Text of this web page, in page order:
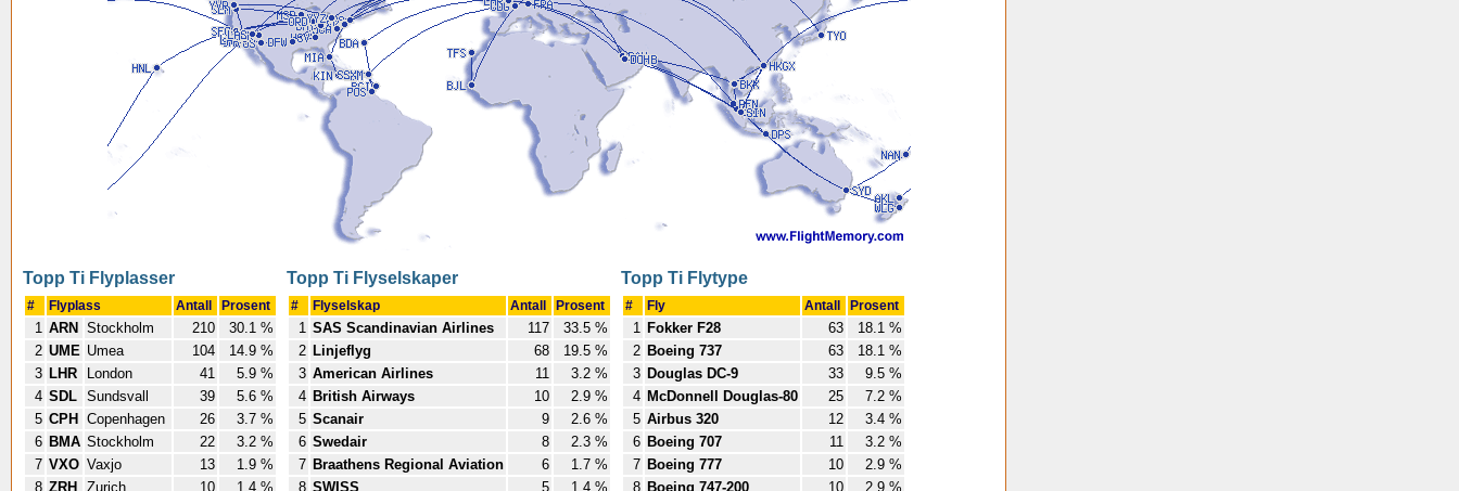
Topp Ti Flyplasser
# Flyplass Antall Prosent
1 ARN Stockholm 210
30.1 %
2 UME Umea 104
14.9 %
3 LHR London 41
5.9 %
4 SDL Sundsvall 39
5.6 %
5 CPH Copenhagen 26
3.7 %
6 BMA Stockholm 22
3.2 %
7 VXO Vaxjo 13
1.9 %
8 ZRH Zurich 10 1.4 %
Topp Ti Flyselskaper
# Flyselskap Antall Prosent
1 SAS Scandinavian Airlines 117
33.5 %
2 Linjeflyg 68
19.5 %
3 American Airlines 11
3.2 %
4 British Airways 10
2.9 %
5 Scanair 9
2.6 %
6 Swedair 8
2.3 %
7 Braathens Regional Aviation 6
1.7 %
8 SWISS 5 1.4 %
Topp Ti Flytype
# Fly Antall Prosent
1 Fokker F28 63
18.1 %
2 Boeing 737 63
18.1 %
3 Douglas DC-9 33
9.5 %
4 McDonnell Douglas-80 25
7.2 %
5 Airbus 320 12
3.4 %
6 Boeing 707 11
3.2 %
7 Boeing 777 10
2.9 %
8 Boeing 747-200 10 2.9 %